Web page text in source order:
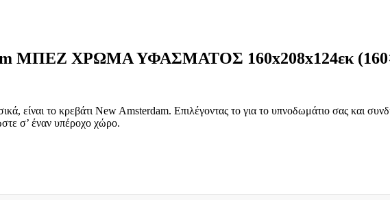
ΜΠΕΖ ΧΡΩΜΑ ΥΦΑΣΜΑΤΟΣ 160x208x124εκ
είναι το κρεβάτι New Amsterdam. Επιλέγοντας το για το υπνοδωμάτιο σας και
σ’ έναν υπέροχο χώρο.